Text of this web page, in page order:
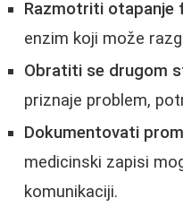
Razmotriti otapanje
enzim koji može
Obratiti se drugom
priznaje problem,
Dokumentovati
medicinski zapisi
komunikaciji.